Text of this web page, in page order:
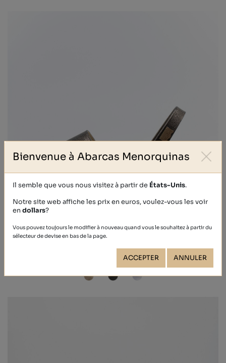
METALIZADO
39,40 €
Bienvenue à Abarcas Menorquinas
Il semble que vous nous visitez à partir de États-Unis.
Notre site web affiche les prix en euros, voulez-vous les voir
endollars?
Vous pouvez toujours le modifier à nouveau quand vous le souhaitez à partir du
sélecteur de devise en bas de la page.
ACCEPTER ANNULER